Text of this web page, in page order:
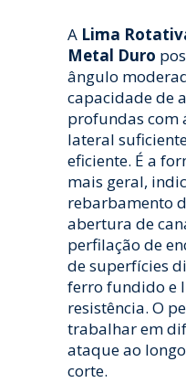
A Lima
Metal Duro
ângulo
capacidade de
profundas com
lateral
eficiente. É a
mais geral,
rebarbamento
abertura de
perfilação de
de superfícies
ferro fundido e
resistência. O
trabalhar em
ataque ao
corte.